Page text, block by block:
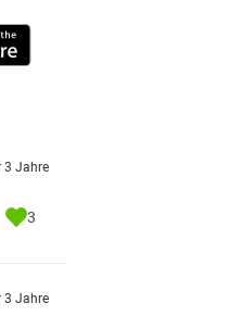
3 Jahre
3
3 Jahre